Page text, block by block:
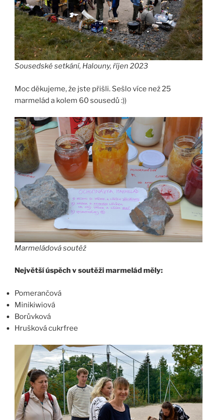
Sousedské setkání, Halouny, říjen 2023
Moc děkujeme, že jste přišli. Sešlo více než 25
marmelád a kolem 60 sousedů :))
Marmeládová soutěž
Největší úspěch v soutěži marmelád měly:
Pomerančová
Minikiwiová
Borůvková
Hrušková cukrfree